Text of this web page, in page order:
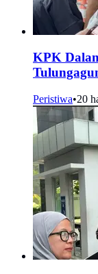
KPK
Peristiwa•20